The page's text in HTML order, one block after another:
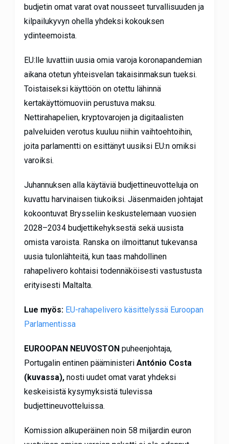
budjetin omat varat ovat nousseet turvallisuuden ja
kilpailukyvyn ohella yhdeksi kokouksen
ydinteemoista.
EU:lle luvattiin uusia omia varoja koronapandemian
aikana otetun yhteisvelan takaisinmaksun tueksi.
Toistaiseksi käyttöön on otettu lähinnä
kertakäyttömuoviin perustuva maksu.
Nettirahapelien, kryptovarojen ja digitaalisten
palveluiden verotus kuuluu niihin vaihtoehtoihin,
joita parlamentti on esittänyt uusiksi EU:n omiksi
varoiksi.
Juhannuksen alla käytäviä budjettineuvotteluja on
kuvattu harvinaisen tiukoiksi. Jäsenmaiden johtajat
kokoontuvat Brysseliin keskustelemaan vuosien
2028–2034 budjettikehyksestä sekä uusista
omista varoista. Ranska on ilmoittanut tukevansa
uusia tulonlähteitä, kun taas mahdollinen
rahapelivero kohtaisi todennäköisesti vastustusta
erityisesti Maltalta.
Lue myös: EU-rahapelivero käsittelyssä Euroopan
Parlamentissa
EUROOPAN NEUVOSTON puheenjohtaja,
Portugalin entinen pääministeri António Costa
(kuvassa),nosti uudet omat varat yhdeksi
keskeisistä kysymyksistä tulevissa
budjettineuvotteluissa.
Komission alkuperäinen noin 58 miljardin euron